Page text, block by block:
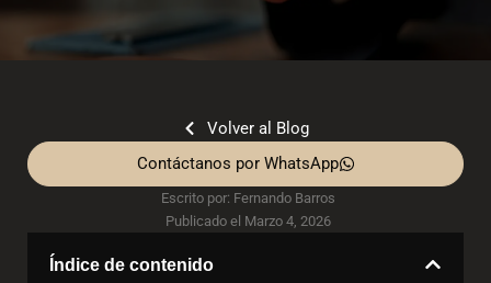
Volver al Blog
Contáctanos por WhatsApp
Escrito por: Fernando Barros
Publicado el Marzo 4, 2026
Índice de contenido